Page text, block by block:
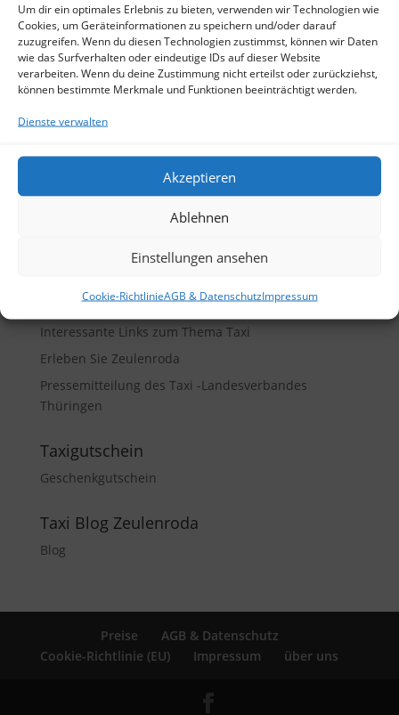
Um dir ein optimales Erlebnis zu bieten, verwenden wir Technologien wie
Cookies, um Geräteinformationen zu speichern und/oder darauf
zuzugreifen. Wenn du diesen Technologien zustimmst, können wir Daten
wie das Surfverhalten oder eindeutige IDs auf dieser Website
verarbeiten. Wenn du deine Zustimmung nicht erteilst oder zurückziehst,
können bestimmte Merkmale und Funktionen beeinträchtigt werden.
Dienste verwalten
Akzeptieren
Ablehnen
Einstellungen ansehen
Cookie-RichtlinieAGB & DatenschutzImpressum
vonmike01|10. Nov 2015
Serienfahrten: Serienfahrten sind ein fester
Bestandteil der Krankenfahrten bzw. des
Serienfahrten fallen auch Fahrten zur– Dialyse–
Bestrahlung– ChemotherapieWir übernehmen für
Sie diese Fahrten, zuverlässig, seriös, diskret...
Neueste Beiträge
Blog – Baustelle
Interessante Links zum Thema Taxi
Erleben Sie Zeulenroda
Pressemitteilung des Taxi -Landesverbandes
Thüringen
Taxigutschein
Geschenkgutschein
Taxi Blog Zeulenroda
Blog
Preise
AGB & Datenschutz
Cookie-Richtlinie (EU)
Impressum über uns